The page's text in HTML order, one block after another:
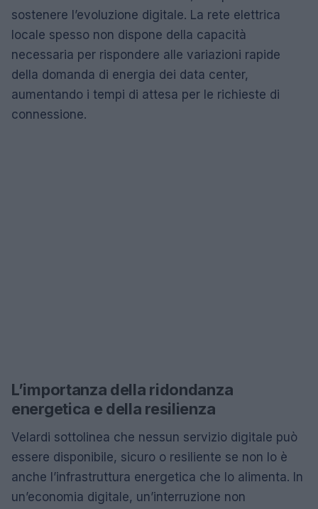
sostenere l’evoluzione digitale. La rete elettrica
locale spesso non dispone della capacità
necessaria per rispondere alle variazioni rapide
della domanda di energia dei data center,
aumentando i tempi di attesa per le richieste di
connessione.
L’importanza della ridondanza
energetica e della resilienza
Velardi sottolinea che nessun servizio digitale può
essere disponibile, sicuro o resiliente se non lo è
anche l’infrastruttura energetica che lo alimenta. In
un’economia digitale, un’interruzione non